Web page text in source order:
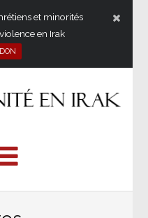
et minorités
en Irak